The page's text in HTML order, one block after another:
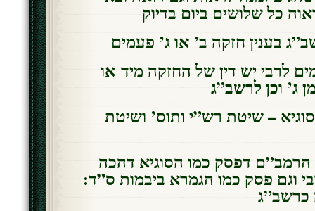
כל שלושים ביום בדיוק
בענין חזקה ב’ או ג’ פעמים
לרבי יש דין של החזקה מיד או
ג’ וכן לרשב”ג
– שיטת רש”י ותוס’ ושיטת
הרמב”ם דפסק כמו הסוגיא דהכה
וגם פסק כמו הגמרא ביבמות ס”ד:
כרשב”ג